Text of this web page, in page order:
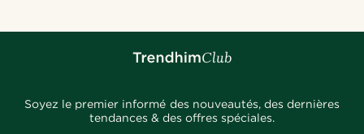
Soyez le premier informé des nouveautés, des dernières
tendances & des offres spéciales.